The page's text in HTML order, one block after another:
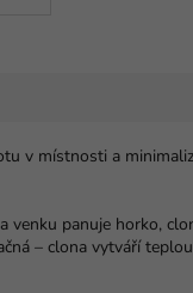
v místnosti a
panuje horko,
– clona vytváří